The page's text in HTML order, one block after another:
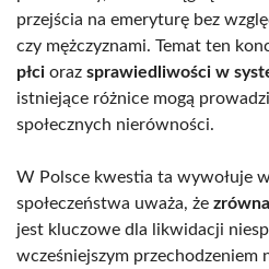
przejścia na emeryturę bez
czy mężczyznami. Temat ten
płci oraz sprawiedliwości w
istniejące różnice mogą
społecznych nierówności.
W Polsce kwestia ta wywołuje
społeczeństwa uważa, że
jest kluczowe dla likwidacji
wcześniejszym przechodzeniem